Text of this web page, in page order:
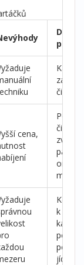
čištění
cena,
čištění,
k
po
jídle